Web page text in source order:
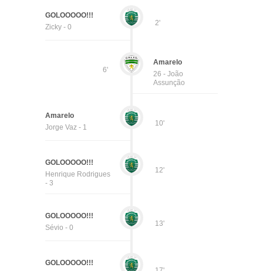
2'
GOLOOOOO!!!
Zicky - 0
6'
Amarelo
26 - João
Assunção
10'
Amarelo
Jorge Vaz - 1
12'
GOLOOOOO!!!
Henrique Rodrigues
- 3
13'
GOLOOOOO!!!
Sévio - 0
GOLOOOOO!!!